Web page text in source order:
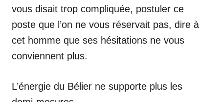
vous disait trop compliquée, postuler ce
poste que l’on ne vous réservait pas, dire à
cet homme que ses hésitations ne vous
conviennent plus.
L’énergie du Bélier ne supporte plus les